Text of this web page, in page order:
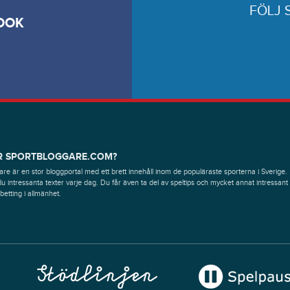
FÖLJ
SPORTBLOGGARE.COM?
är en stor bloggportal med ett brett innehåll inom de populäraste sporterna i Sverige.
intressanta texter varje dag. Du får även ta del av speltips och mycket annat intressant
i allmänhet.